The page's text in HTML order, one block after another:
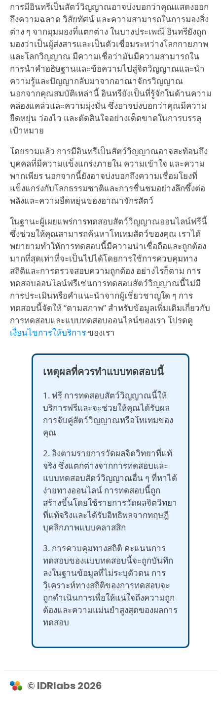
การมีอินทรีเป็นสัตว์วิญญาณอาจบ่งบอกว่าคุณแสดงออก
ถึงความฉลาด วิสัยทัศน์ และความสามารถในการมองสิ่ง
ต่าง ๆ จากมุมมองที่แตกต่าง ในบางประเพณี อินทรียังถูก
มองว่าเป็นผู้ส่งสารและเป็นตัวเชื่อมระหว่างโลกกายภาพ
และโลกวิญญาณ มีความเชื่อว่ามันมีความสามารถใน
การนำคำอธิษฐานและข้อความไปสู่จิตวิญญาณและนำ
ความรู้และปัญญากลับมาจากอาณาจักรวิญญาณ
นอกจากคุณสมบัติเหล่านี้ อินทรียังเป็นที่รู้จักในด้านความ
คล่องแคล่วและความมุ่งมั่น ซึ่งอาจบ่งบอกว่าคุณมีความ
ยืดหยุ่น ว่องไว และตัดสินใจอย่างเด็ดขาดในการบรรลุ
เป้าหมาย
โดยรวมแล้ว การมีอินทรีเป็นสัตว์วิญญาณอาจสะท้อนถึง
บุคคลที่มีความแข็งแกร่งภายใน ความเข้าใจ และความ
พากเพียร นอกจากนี้ยังอาจบ่งบอกถึงความเชื่อมโยงที่
แข็งแกร่งกับโลกธรรมชาติและการชื่นชมอย่างลึกซึ้งต่อ
พลังและความยืดหยุ่นของอาณาจักรสัตว์
ในฐานะผู้เผยแพร่การทดสอบสัตว์วิญญาณออนไลน์ฟรีนี้
ซึ่งช่วยให้คุณสามารถค้นหาโทเทมสัตว์ของคุณ เราได้
พยายามทำให้การทดสอบนี้มีความน่าเชื่อถือและถูกต้อง
มากที่สุดเท่าที่จะเป็นไปได้โดยการใช้การควบคุมทาง
สถิติและการตรวจสอบความถูกต้อง อย่างไรก็ตาม การ
ทดสอบออนไลน์ฟรีเช่นการทดสอบสัตว์วิญญาณนี้ไม่มี
การประเมินหรือคำแนะนำจากผู้เชี่ยวชาญใด ๆ การ
ทดสอบนี้จัดให้ “ตามสภาพ” สำหรับข้อมูลเพิ่มเติมเกี่ยวกับ
การทดสอบและแบบทดสอบออนไลน์ของเรา โปรดดู
เงื่อนไขการให้บริการของเรา
เหตุผลที่ควรทำแบบทดสอบนี้
1. ฟรี การทดสอบสัตว์วิญญาณนี้ให้
บริการฟรีและจะช่วยให้คุณได้รับผล
การจับคู่สัตว์วิญญาณหรือโทเทมของ
คุณ
2. อิงตามรายการวัดผลจิตวิทยาที่แท้
จริง ซึ่งแตกต่างจากการทดสอบและ
แบบทดสอบสัตว์วิญญาณอื่น ๆ ที่หาได้
ง่ายทางออนไลน์ การทดสอบนี้ถูก
สร้างขึ้นโดยใช้รายการวัดผลจิตวิทยา
ที่แท้จริงและได้รับอิทธิพลจากทฤษฎี
บุคลิกภาพแบบคลาสสิก
3. การควบคุมทางสถิติ คะแนนการ
ทดสอบของแบบทดสอบนี้จะถูกบันทึก
ลงในฐานข้อมูลที่ไม่ระบุตัวตน การ
วิเคราะห์ทางสถิติของการทดสอบจะ
ถูกดำเนินการเพื่อให้แน่ใจถึงความถูก
ต้องและความแม่นยำสูงสุดของผลการ
ทดสอบ
© IDRlabs 2026